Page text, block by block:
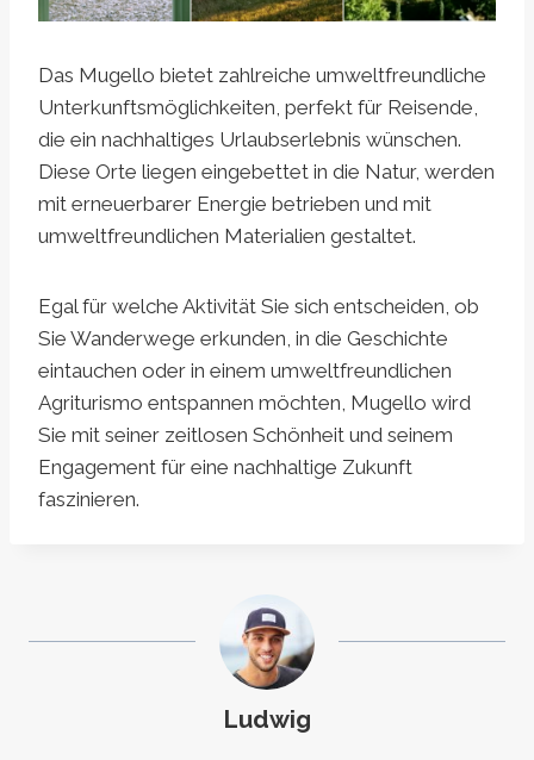
Das Mugello bietet zahlreiche umweltfreundliche
Unterkunftsmöglichkeiten, perfekt für Reisende,
die ein nachhaltiges Urlaubserlebnis wünschen.
Diese Orte liegen eingebettet in die Natur, werden
mit erneuerbarer Energie betrieben und mit
umweltfreundlichen Materialien gestaltet.
Egal für welche Aktivität Sie sich entscheiden, ob
Sie Wanderwege erkunden, in die Geschichte
eintauchen oder in einem umweltfreundlichen
Agriturismo entspannen möchten, Mugello wird
Sie mit seiner zeitlosen Schönheit und seinem
Engagement für eine nachhaltige Zukunft
faszinieren.
Ludwig